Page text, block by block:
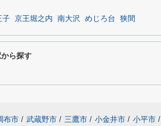
子 京王堀之内 南大沢 めじろ台 狭間
ら探す
布市 / 武蔵野市 / 三鷹市 / 小金井市 / 小平市 /